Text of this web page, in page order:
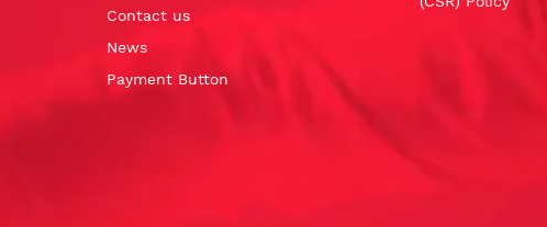
Contact us
News
Payment Button